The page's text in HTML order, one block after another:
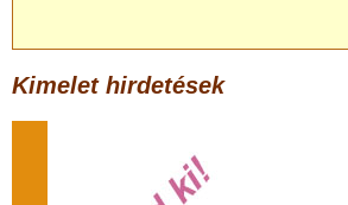
Kimelet hirdetések